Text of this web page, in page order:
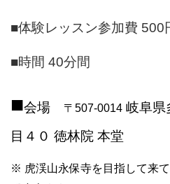
■体験レッスン参加費 500
■時間 40分間
■会場 〒507-0014 岐阜県
目４０ 徳林院 本堂
※ 虎渓山永保寺を目指して来